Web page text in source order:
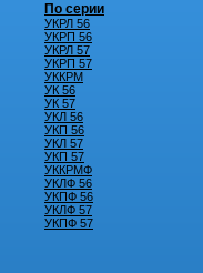
По серии
УКРЛ 56
УКРП 56
УКРЛ 57
УКРП 57
УККРМ
УК 56
УК 57
УКЛ 56
УКП 56
УКЛ 57
УКП 57
УККРМФ
УКЛФ 56
УКПФ 56
УКЛФ 57
УКПФ 57